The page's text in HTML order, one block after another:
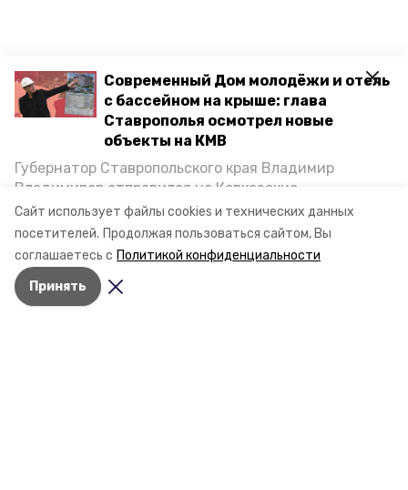
Сайт использует файлы cookies и технических данных
посетителей. Продолжая пользоваться сайтом, Вы
соглашаетесь с Политикой конфиденциальности
Принять
Современный Дом молодёжи и отель
с бассейном на крыше: глава
Ставрополья осмотрел новые
объекты на КМВ
Губернатор Ставропольского края Владимир
Владимиров отправился на Кавказские
Минеральные Воды, чтобы проинспектировать
строительство объектов в Кисловодске и
Минводах, а также выслушать предложения о
постройке новых точек притяжения для местных
жителей. Подробнее — в материале «Победы26».